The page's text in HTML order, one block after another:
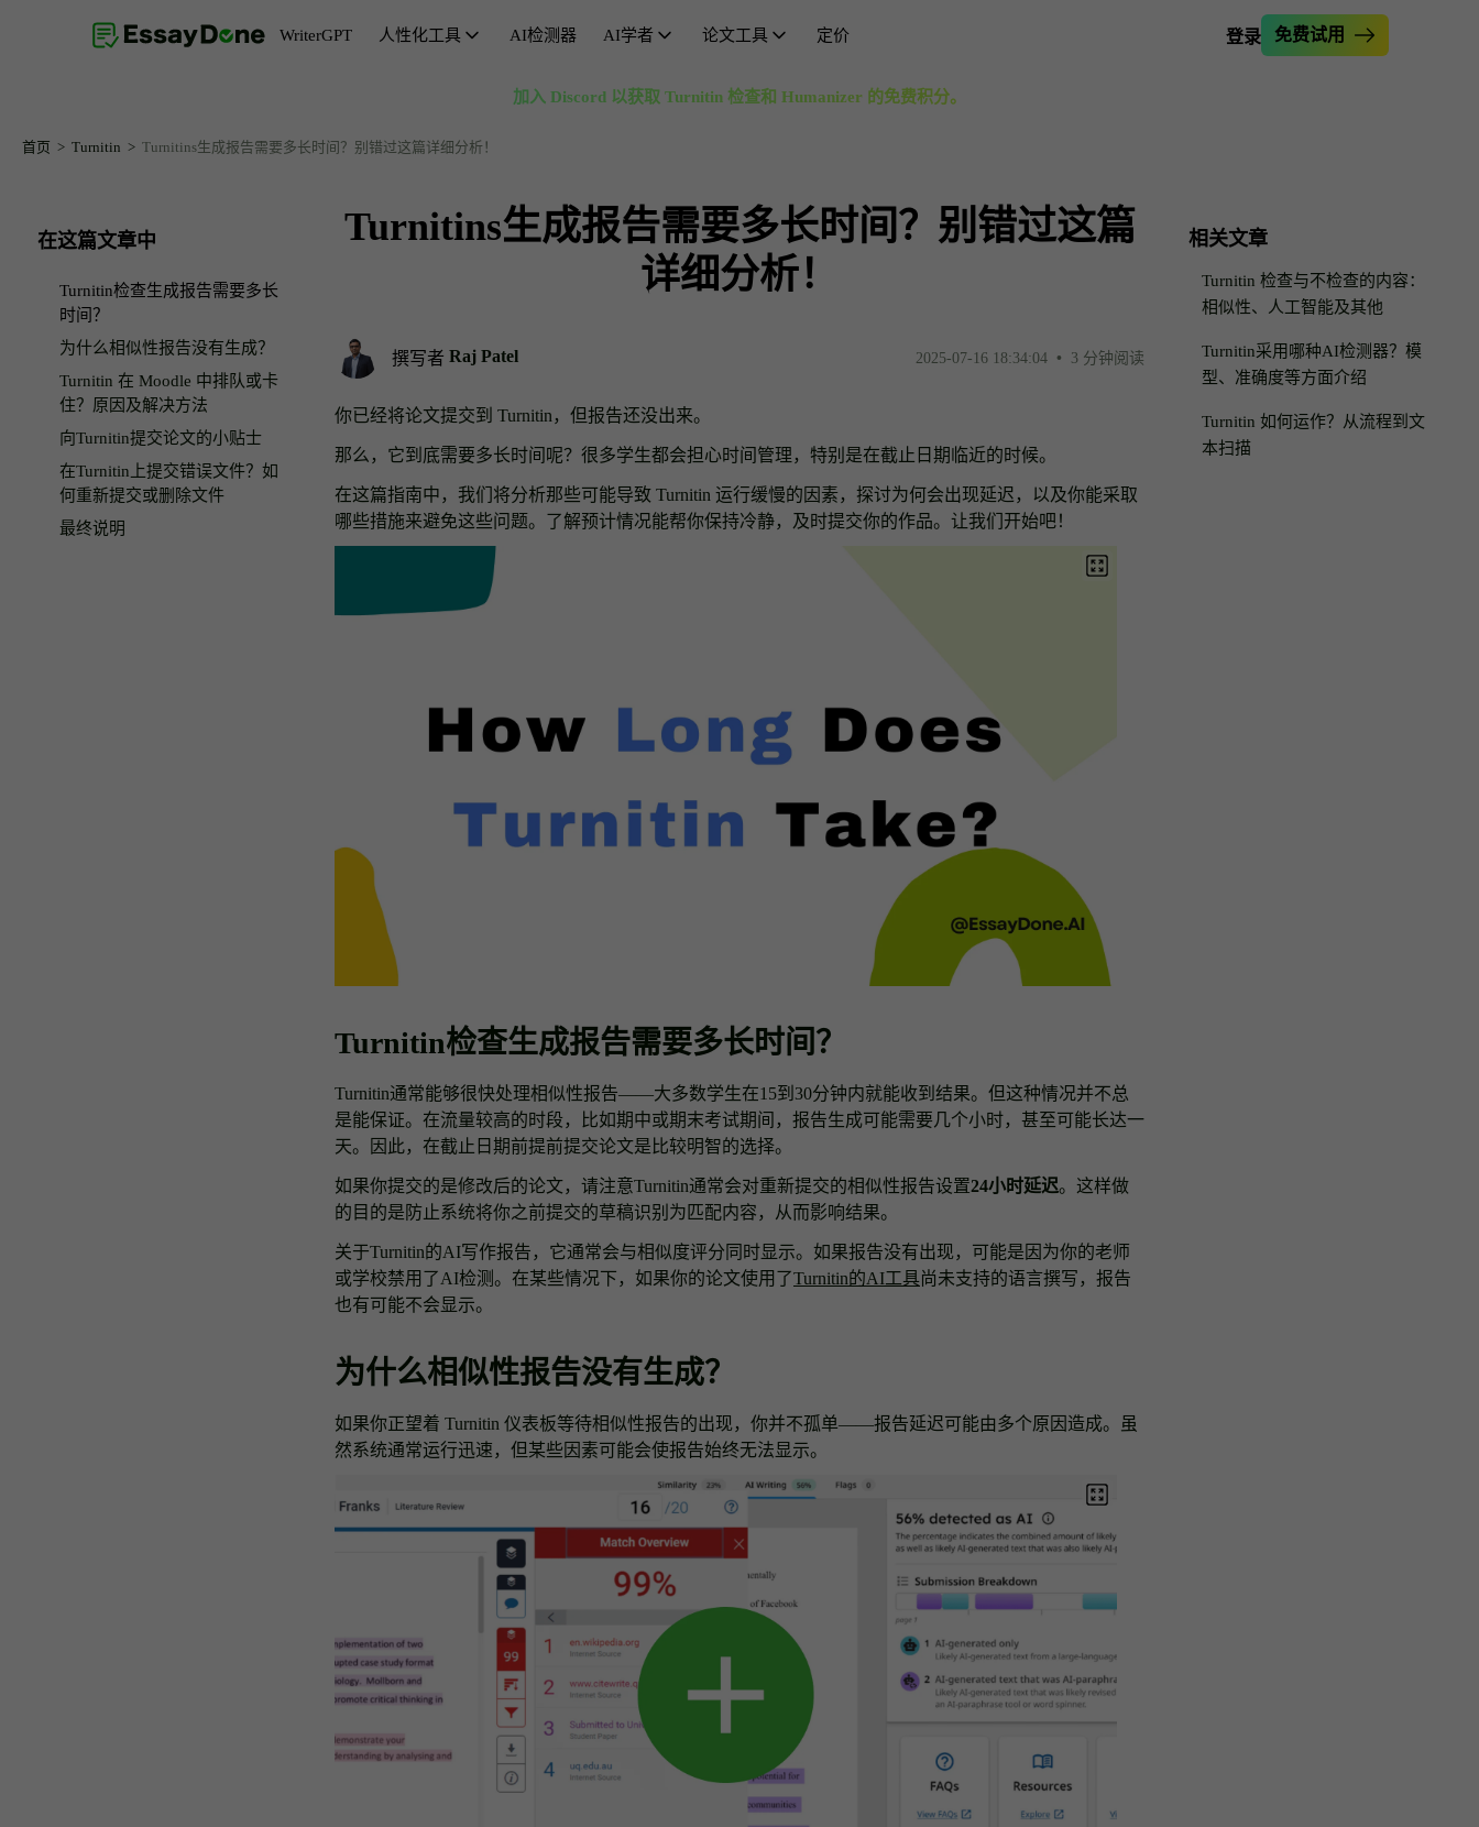
免费AI人性化工具
AI重写
绕过AI检测
论文重写
去除AI痕迹
免费AI人性化工具
人性化润色论文
句子重写器
摘要生成器
同义词搜索
文章简化器
研究标题生成器
文章检查器
释义工具
WriterGPT 人性化工具 AI检测器 AI学者
AI学者
论文工具 定价 登录 免费试用
加入 Discord 以获取 Turnitin 检查和 Humanizer 的免费积分。
首页 Turnitin Turnitins生成报告需要多长时间？别错过这篇详细分析！
在这篇文章中
Turnitin检查生成报告需要多长
时间？
为什么相似性报告没有生成？
Turnitin 在 Moodle 中排队或卡
住？原因及解决方法
向Turnitin提交论文的小贴士
在Turnitin上提交错误文件？如
何重新提交或删除文件
最终说明
Turnitins生成报告需要多长时间？别错过这篇
详细分析！
撰写者 Raj Patel 2025-07-16 18:34:04 • 3 分钟阅读
你已经将论文提交到 Turnitin，但报告还没出来。
那么，它到底需要多长时间呢？很多学生都会担心时间管理，特别是在截止日期临近的时候。
在这篇指南中，我们将分析那些可能导致 Turnitin 运行缓慢的因素，探讨为何会出现延迟，以及你能采取
哪些措施来避免这些问题。了解预计情况能帮你保持冷静，及时提交你的作品。让我们开始吧！
Turnitin检查生成报告需要多长时间？
Turnitin通常能够很快处理相似性报告——大多数学生在15到30分钟内就能收到结果。但这种情况并不总
是能保证。在流量较高的时段，比如期中或期末考试期间，报告生成可能需要几个小时，甚至可能长达一
天。因此，在截止日期前提前提交论文是比较明智的选择。
如果你提交的是修改后的论文，请注意Turnitin通常会对重新提交的相似性报告设置24小时延迟。这样做
的目的是防止系统将你之前提交的草稿识别为匹配内容，从而影响结果。
关于Turnitin的AI写作报告，它通常会与相似度评分同时显示。如果报告没有出现，可能是因为你的老师
或学校禁用了AI检测。在某些情况下，如果你的论文使用了Turnitin的AI工具尚未支持的语言撰写，报告
也有可能不会显示。
为什么相似性报告没有生成？
如果你正望着 Turnitin 仪表板等待相似性报告的出现，你并不孤单——报告延迟可能由多个原因造成。虽
然系统通常运行迅速，但某些因素可能会使报告始终无法显示。
相关文章
Turnitin 检查与不检查的内容：
相似性、人工智能及其他
Turnitin采用哪种AI检测器？模
型、准确度等方面介绍
Turnitin 如何运作？从流程到文
本扫描